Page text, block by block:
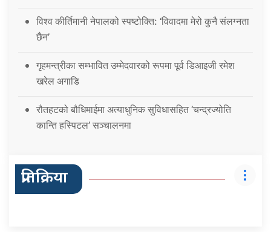
विश्व कीर्तिमानी नेपालको स्पष्टोक्ति: ‘विवादमा मेरो कुनै संलग्नता
छैन’
गृहमन्त्रीका सम्भावित उम्मेदवारको रूपमा पूर्व डिआइजी रमेश
खरेल अगाडि
रौतहटको बौधिमाईमा अत्याधुनिक सुविधासहित ‘चन्द्रज्योति
कान्ति हस्पिटल’ सञ्चालनमा
प्रतिक्रिया